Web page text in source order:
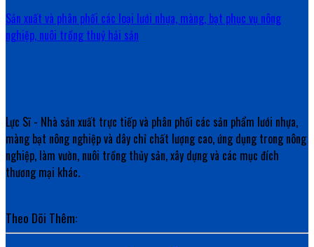
Sản xuất và phân phối các loại lưới nhựa, màng, bạt phục vụ nông
nghiệp, nuôi trồng thuỷ hải sản
Lực Sĩ - Nhà sản xuất trực tiếp và phân phối các sản phẩm lưới nhựa,
màng bạt nông nghiệp và dây chỉ chất lượng cao, ứng dụng trong nông
nghiệp, làm vườn, nuôi trồng thủy sản, xây dựng và các mục đích
thương mại khác.
Theo Dõi Thêm: